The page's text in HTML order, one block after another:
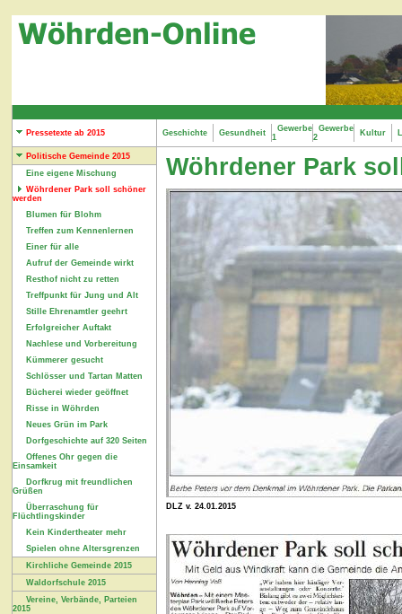
Pressetexte ab 2015 Geschichte Gesundheit
Gewerbe
1
Gewerbe
2
Kultur
Politische Gemeinde 2015
Eine eigene Mischung
Wöhrdener Park soll schöner
werden
Blumen für Blohm
Treffen zum Kennenlernen
Einer für alle
Aufruf der Gemeinde wirkt
Resthof nicht zu retten
Treffpunkt für Jung und Alt
Stille Ehrenamtler geehrt
Erfolgreicher Auftakt
Nachlese und Vorbereitung
Kümmerer gesucht
Schlösser und Tartan Matten
Bücherei wieder geöffnet
Risse in Wöhrden
Neues Grün im Park
Dorfgeschichte auf 320 Seiten
Offenes Ohr gegen die
Einsamkeit
Dorfkrug mit freundlichen
Grüßen
Überraschung für
Flüchtlingskinder
Kein Kindertheater mehr
Spielen ohne Altersgrenzen
Kirchliche Gemeinde 2015
Waldorfschule 2015
Vereine, Verbände, Parteien
2015
Wöhrdener Park
DLZ v. 24.01.2015